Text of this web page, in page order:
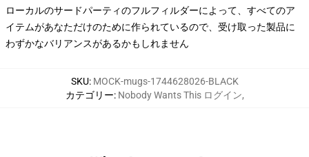
ローカルのサードパーティのフルフィルダーによって、すべてのア
イテムがあなただけのために作られているので、受け取った製品に
わずかなバリアンスがあるかもしれません
SKU: MOCK-mugs-1744628026-BLACK
カテゴリー: Nobody Wants This ログイン,